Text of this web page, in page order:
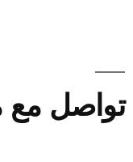
تواصل مع